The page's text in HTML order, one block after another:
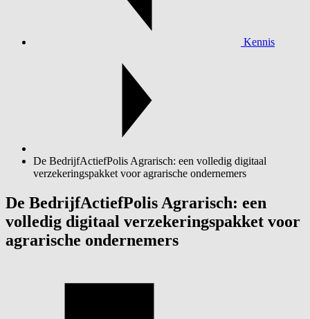
Kennis
De BedrijfActiefPolis Agrarisch: een volledig digitaal
verzekeringspakket voor agrarische ondernemers
De BedrijfActiefPolis Agrarisch: een
volledig digitaal verzekeringspakket voor
agrarische ondernemers